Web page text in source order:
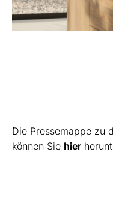
Die Pressemappe zu
können Sie hier